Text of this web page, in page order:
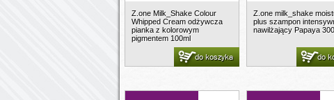
Z.one Milk_Shake Colour
Whipped Cream odżywcza
pianka z kolorowym
pigmentem 100ml
do koszyka
Z.one milk_shake
plus szampon
nawilżający Papaya
do